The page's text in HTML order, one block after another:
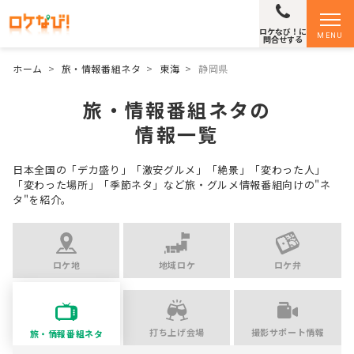
MENU
ロケなび！に
問合せする
ホーム > 旅・情報番組ネタ > 東海 > 静岡県
旅・情報番組ネタの
情報一覧
日本全国の「デカ盛り」「激安グルメ」「絶景」「変わった人」
「変わった場所」「季節ネタ」など旅・グルメ情報番組向けの"ネ
タ"を紹介。
ロケ地 地域ロケ ロケ弁
旅・情報番組ネタ 打ち上げ会場 撮影サポート情報